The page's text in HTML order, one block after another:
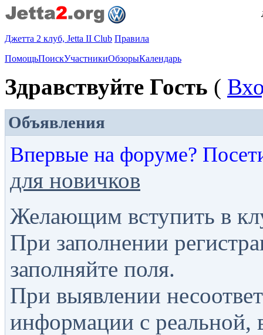
Джетта 2 клуб, Jetta II Club Правила
ПомощьПоискУчастникиОбзорыКалендарь
Здравствуйте Гость (
Объявления
Впервые на форуме?
для новичков
Желающим вступить в
При заполнении
заполняйте поля.
При выявлении
информации с реальной,